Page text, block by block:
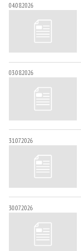
04.08.2026
03.08.2026
31.07.2026
30.07.2026